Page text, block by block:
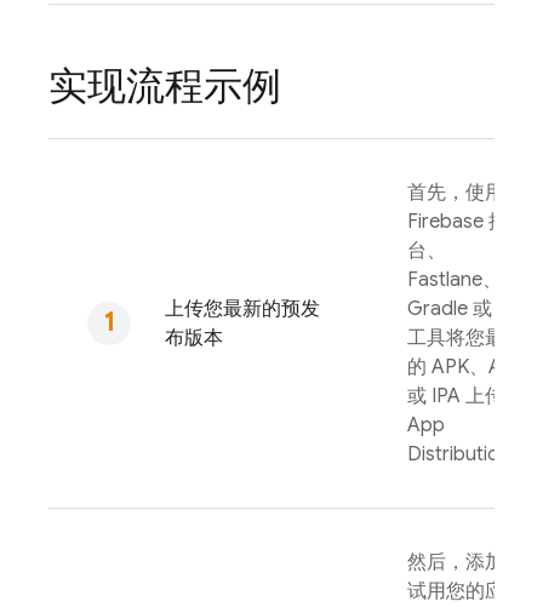
实现流程示例
上传您最新的预发
布版本
首先，使用
Firebase 控制
台、
Fastlane、
Gradle 或 CLI
工具将您最新
的 APK、AAB
或 IPA 上传到
App
Distribution
然后，添加要
试用您的应用